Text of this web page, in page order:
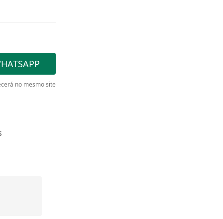
no mesmo site